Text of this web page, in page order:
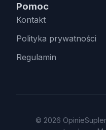
Pomoc
Kontakt
Polityka prywatności
Regulamin
© 2026